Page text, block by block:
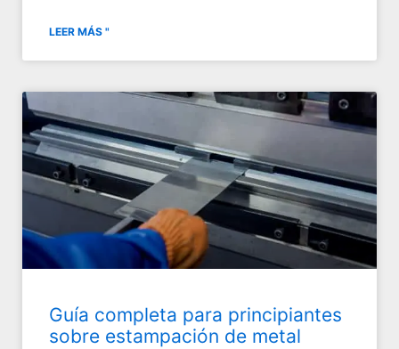
LEER MÁS "
Guía completa para principiantes
sobre estampación de metal